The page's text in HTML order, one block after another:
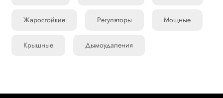
Жаростойкие Регуляторы Мощные
Крышные Дымоудаления